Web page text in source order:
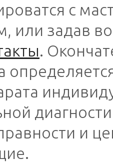
с
или задав
.
и